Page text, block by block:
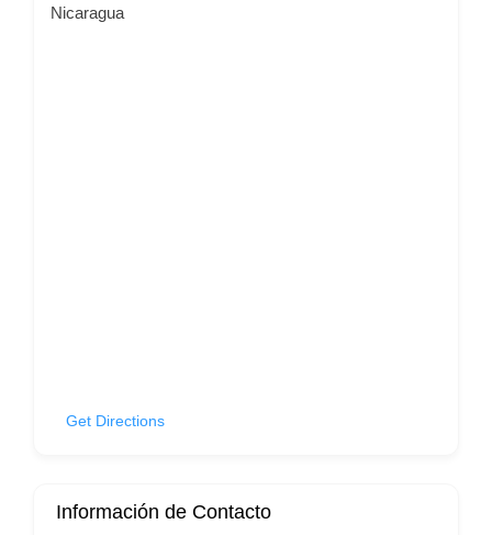
Nicaragua
Get Directions
Información de Contacto